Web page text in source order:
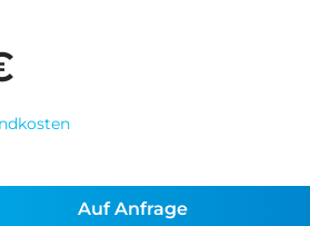
Auf Anfrage